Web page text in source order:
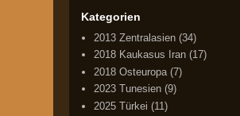
Kategorien
2013 Zentralasien (34)
2018 Kaukasus Iran (17)
2018 Osteuropa (7)
2023 Tunesien (9)
2025 Türkei (11)